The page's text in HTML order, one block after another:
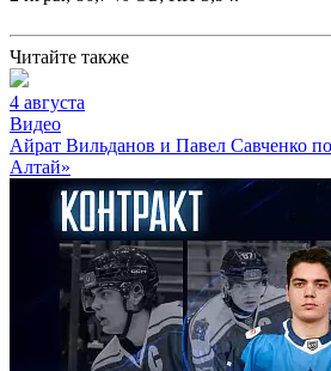
Читайте также
4 августа
Видео
Айрат Вильданов и Павел Савченко
Алтай»